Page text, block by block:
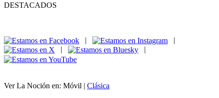
DESTACADOS
|
|
|
|
Ver La Noción en: Móvil | Clásica